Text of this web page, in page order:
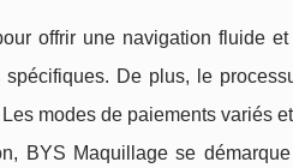
offrir une navigation fluide
De plus, le
modes de paiements variés
BYS Maquillage se